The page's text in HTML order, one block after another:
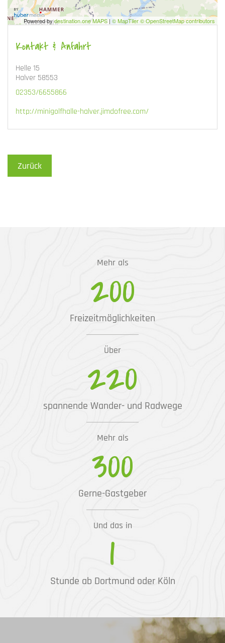
Powered bydestination.one MAPS | © MapTiler © OpenStreetMap contributors
Kontakt & Anfahrt
Helle 15
Halver 58553
02353/6655866
http://minigolfhalle-halver.jimdofree.com/
Zurück
Mehr als
200
Freizeitmöglichkeiten
Über
220
spannende Wander- und Radwege
Mehr als
300
Gerne-Gastgeber
Und das in
1
Stunde ab Dortmund oder Köln